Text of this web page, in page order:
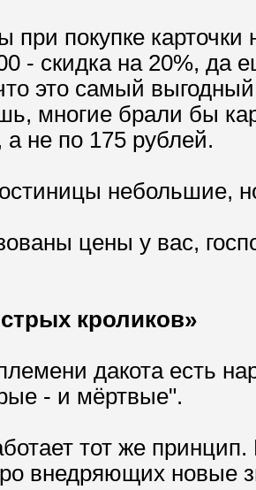
при покупке
- скидка на 20%,
это самый
многие брали бы
а не по 175 рублей.
небольшие,
цены у вас,
кроликов»
дакота есть
- и мёртвые".
тот же
внедряющих новые